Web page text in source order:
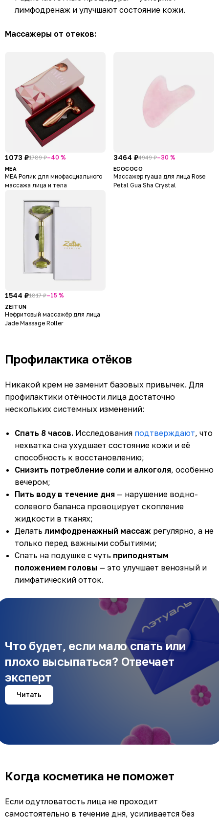
лимфодренаж и улучшают состояние кожи.
Массажеры от отеков:
1073 ₽1789 ₽–40 %
MEA
МЕА Ролик для миофасциального
массажа лица и тела
3464 ₽4949 ₽–30 %
ECOCOCO
Массажер гуаша для лица Rose
Petal Gua Sha Crystal
1544 ₽1817 ₽–15 %
ZEITUN
Нефритовый массажёр для лица
Jade Massage Roller
Профилактика отёков
Никакой крем не заменит базовых привычек. Для
профилактики отёчности лица достаточно
нескольких системных изменений:
Спать 8 часов. Исследования подтверждают, что
нехватка сна ухудшает состояние кожи и её
способность к восстановлению;
Снизить потребление соли и алкоголя, особенно
вечером;
Пить воду в течение дня — нарушение водно-
солевого баланса провоцирует скопление
жидкости в тканях;
Делать лимфодренажный массаж регулярно, а не
только перед важными событиями;
Спать на подушке с чуть приподнятым
положением головы — это улучшает венозный и
лимфатический отток.
Что будет, если мало спать или
плохо высыпаться? Отвечает
эксперт
Читать
Когда косметика не поможет
Если одутловатость лица не проходит
самостоятельно в течение дня, усиливается без